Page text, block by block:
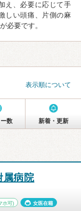
え、必要に応じて手
しい頭痛、片側の麻
必要です。
表示順について
数 新着・更新
属病院
ホ可) 女医在籍